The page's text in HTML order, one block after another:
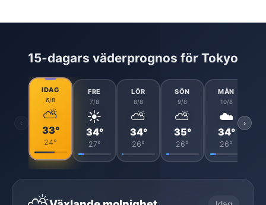
15-dagars väderprognos för Tokyo
‹
IDAG
6/8
⛅
33°
24°
FRE
7/8
☀️
34°
27°
LÖR
8/8
⛅
34°
26°
SÖN
9/8
⛅
35°
26°
MÅN
10/8
☁️
34°
26°
›